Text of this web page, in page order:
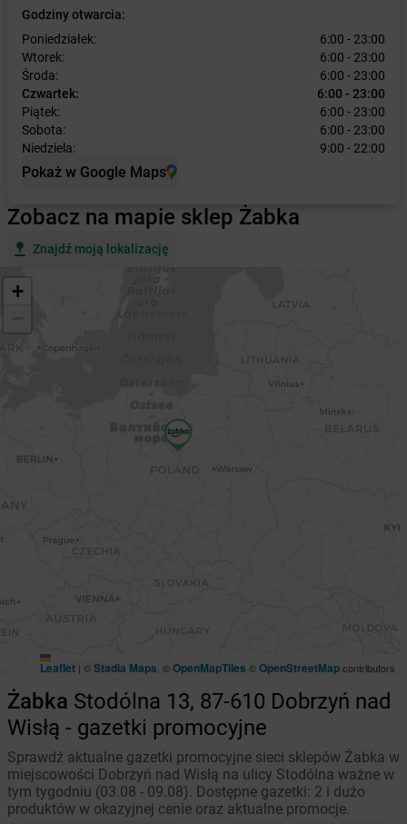
Godziny otwarcia:
Poniedziałek:
6:00 - 23:00
Wtorek:
6:00 - 23:00
Środa:
6:00 - 23:00
Czwartek:
6:00 - 23:00
Piątek:
6:00 - 23:00
Sobota:
6:00 - 23:00
Niedziela:
9:00 - 22:00
Pokaż w Google Maps
Zobacz na mapie sklep Żabka
Znajdź moją lokalizację
+
Leaflet | ©Stadia Maps , ©OpenMapTiles ©OpenStreetMapcontributors
Żabka Stodólna 13, 87-610 Dobrzyń nad
Wisłą - gazetki promocyjne
Sprawdź aktualne gazetki promocyjne sieci sklepów Żabka w
miejscowości Dobrzyń nad Wisłą na ulicy Stodólna ważne w
tym tygodniu (03.08 - 09.08). Dostępne gazetki: 2 i dużo
produktów w okazyjnej cenie oraz aktualne promocje.